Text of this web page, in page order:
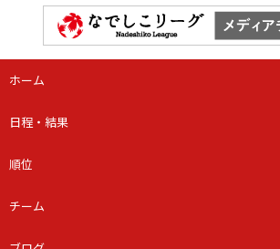
ホーム
日程・結果
順位
チーム